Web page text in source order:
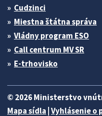
Cudzinci
Miestna štátna správa
Vládny program ESO
Call centrum MV SR
E-trhovisko
© 2026 Ministerstvo
Mapa sídla Vyhlásenie